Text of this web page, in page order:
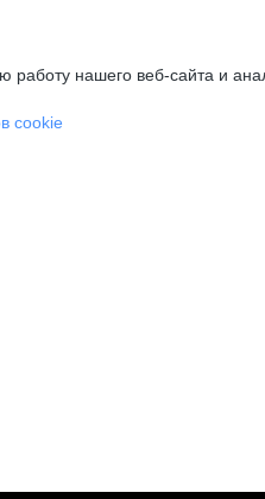
нашего веб-сайта и
cookie